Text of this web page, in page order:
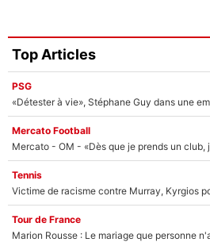
Top Articles
PSG
«Détester à vie», Stéphane Guy dans une
Mercato Football
Tennis
Tour de France
Marion Rousse : Le mariage que personne